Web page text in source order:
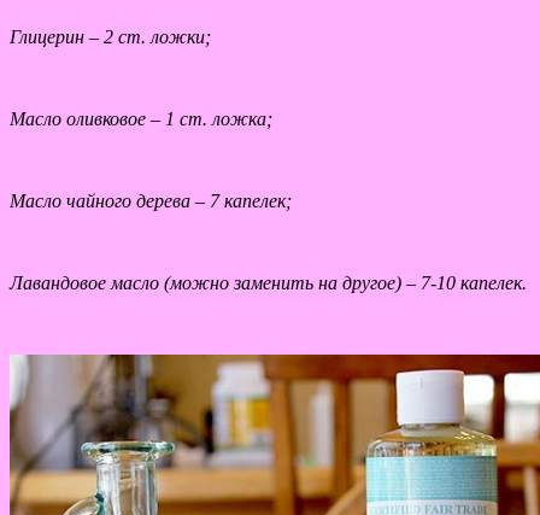
Глицерин – 2 ст. ложки;
Масло оливковое – 1 ст. ложка;
Масло чайного дерева – 7 капелек;
Лавандовое масло (можно заменить на другое) – 7-10 капелек.